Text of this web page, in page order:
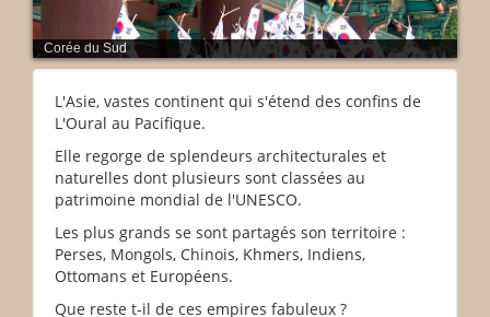
Cambodge
L'Asie, vastes continent qui s'étend des confins de
L'Oural au Pacifique.
Elle regorge de splendeurs architecturales et
naturelles dont plusieurs sont classées au
patrimoine mondial de l'UNESCO.
Les plus grands se sont partagés son territoire :
Perses, Mongols, Chinois, Khmers, Indiens,
Ottomans et Européens.
Que reste t-il de ces empires fabuleux ?